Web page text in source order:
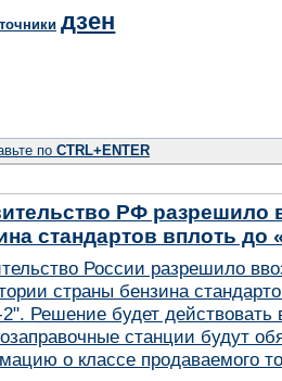
дзен
по CTRL+ENTER
РФ разрешило
стандартов вплоть до
России разрешило
страны бензина
Решение будет действовать
станции будут
о классе продаваемого